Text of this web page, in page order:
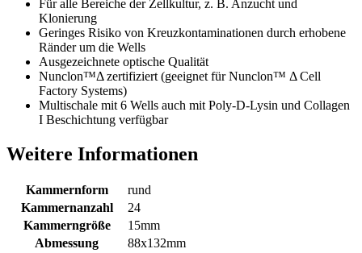
Für alle Bereiche der Zellkultur, z. B. Anzucht und
Klonierung
Geringes Risiko von Kreuzkontaminationen durch erhobene
Ränder um die Wells
Ausgezeichnete optische Qualität
Nunclon™Δ zertifiziert (geeignet für Nunclon™ Δ Cell
Factory Systems)
Multischale mit 6 Wells auch mit Poly-D-Lysin und Collagen
I Beschichtung verfügbar
Weitere Informationen
Kammernform
rund
Kammernanzahl
24
Kammerngröße
15mm
Abmessung
88x132mm